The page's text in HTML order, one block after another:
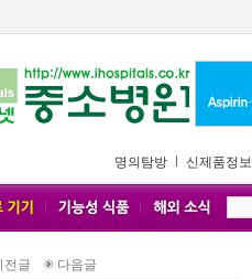
명의탐방 신제품정보
전글 다음글